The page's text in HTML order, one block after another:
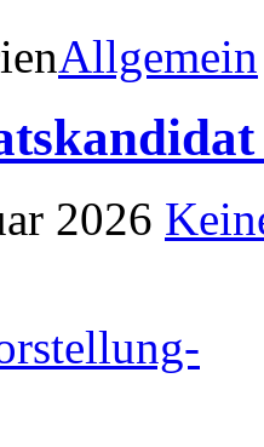
Allgemein
2026